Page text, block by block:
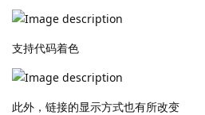
支持代码着色
此外，链接的显示方式也有所改变